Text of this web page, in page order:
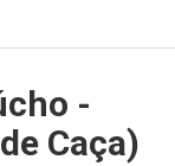
-
Caça)